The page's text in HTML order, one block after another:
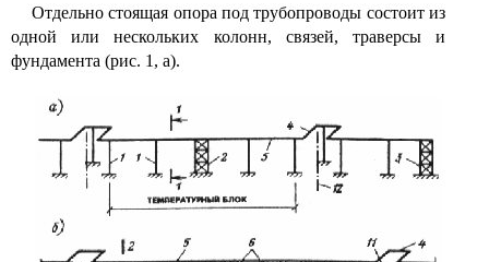
Отдельно стоящая опора под трубопроводы состоит из
одной или нескольких колонн, связей, траверсы и
фундамента (рис. 1, а).